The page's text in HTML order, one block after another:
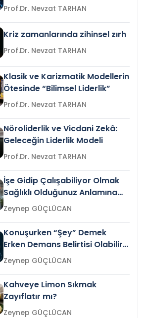
Prof.Dr. Nevzat TARHAN
Kriz zamanlarında zihinsel zırh
Prof.Dr. Nevzat TARHAN
Klasik ve Karizmatik Modellerin
Ötesinde “Bilimsel Liderlik”
Prof.Dr. Nevzat TARHAN
Nöroliderlik ve Vicdani Zekâ:
Geleceğin Liderlik Modeli
Prof.Dr. Nevzat TARHAN
İşe Gidip Çalışabiliyor Olmak
Sağlıklı Olduğunuz Anlamına
Gelir mi?Zeynep GÜÇLÜCAN
Konuşurken “Şey” Demek
Erken Demans Belirtisi Olabilir
mi?
Zeynep GÜÇLÜCAN
Kahveye Limon Sıkmak
Zayıflatır mı?
Zeynep GÜÇLÜCAN